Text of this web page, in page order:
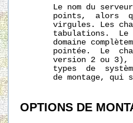
Le nom du
points,  alors
virgules. Les
tabulations.  Le
domaine
pointée.  Le
version 2 ou 3),
types  de
de montage, qui
OPTIONS DE